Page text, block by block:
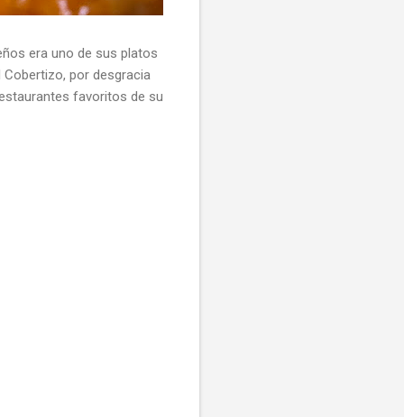
era uno de sus platos
por desgracia
favoritos de su